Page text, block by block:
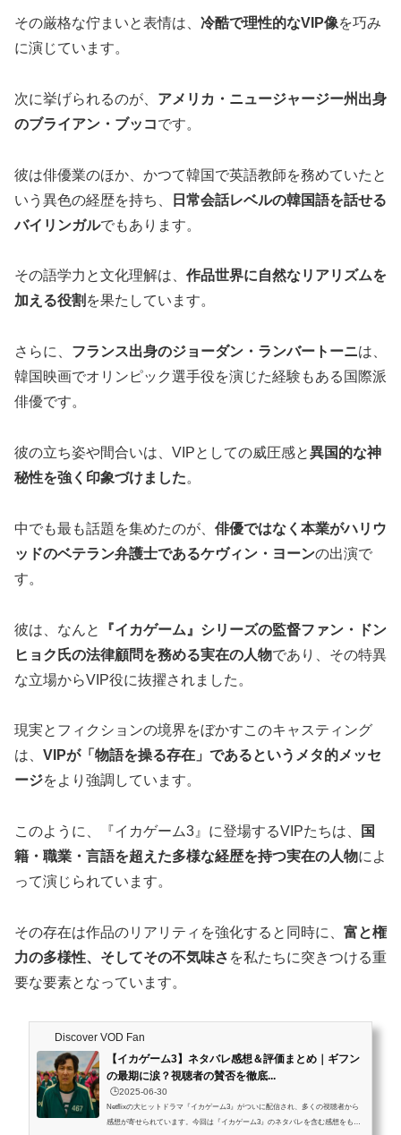
その厳格な佇まいと表情は、 冷酷で理性的なVIP像を巧み
に演じています。
次に挙げられるのが、 アメリカ・ニュージャージー州出身
のブライアン・ブッコです。
彼は俳優業のほか、かつて韓国で英語教師を務めていたと
いう異色の経歴を持ち、
日常会話レベルの韓国語を話せる
バイリンガルでもあります。
その語学力と文化理解は、 作品世界に自然なリアリズムを
加える役割 を果たしています。
さらに、 フランス出身のジョーダン・ランバートーニは、
韓国映画でオリンピック選手役を演じた経験もある国際派
俳優です。
彼の立ち姿や間合いは、VIPとしての威圧感と異国的な神
秘性を強く印象づけました。
中でも最も話題を集めたのが、 俳優ではなく本業がハリウ
ッドのベテラン弁護士であるケヴィン・ヨーンの出演で
す。
彼は、なんと
『イカゲーム』シリーズの監督ファン・ドン
ヒョク氏の法律顧問を務める実在の人物であり、その特異
な立場からVIP役に抜擢されました。
現実とフィクションの境界をぼかすこのキャスティング
は、 VIPが「物語を操る存在」であるというメタ的メッセ
ージをより強調しています。
このように、『イカゲーム3』に登場するVIPたちは、
国
籍・職業・言語を超えた多様な経歴を持つ実在の人物によ
って演じられています。
その存在は作品のリアリティを強化すると同時に、 富と権
力の多様性、そしてその不気味さ を私たちに突きつける重
要な要素となっています。
Discover VOD Fan
【イカゲーム3】ネタバレ感想＆評価まとめ｜ギフン
の最期に涙？視聴者の賛否を徹底...
🕒️2025-06-30
Netflixの大ヒットドラマ『イカゲーム3』がついに配信され、多くの視聴者から
感想が寄せられています。今回は『イカゲーム3』のネタバレを含む感想をもと